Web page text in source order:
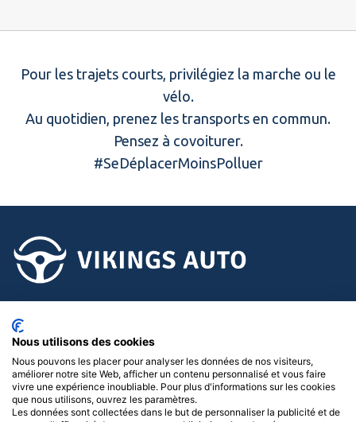
Pour les trajets courts, privilégiez la marche ou le
vélo.
Au quotidien, prenez les transports en commun.
Pensez à covoiturer.
#SeDéplacerMoinsPolluer
Suivez-nous !
Menu
Nous utilisons des cookies
Nous pouvons les placer pour analyser les données de nos visiteurs,
améliorer notre site Web, afficher un contenu personnalisé et vous faire
vivre une expérience inoubliable. Pour plus d'informations sur les cookies
que nous utilisons, ouvrez les paramètres.
Les données sont collectées dans le but de personnaliser la publicité et de